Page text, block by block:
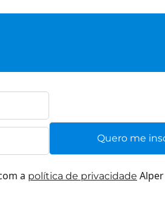
a política de privacidade